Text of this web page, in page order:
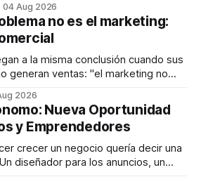
inteligencia artificial y monitoreo
a las personas a tomar mejores
metabólica. Su propuesta busca
04 Aug 2026
no es el marketing:
a la misma conclusión cuando sus
generan ventas: "el marketing no
estar en otro lugar. Durante
SER PRO, el especialista en
que
2026
Nueva Oportunidad
y Emprendedores
crecer un negocio quería decir una
diseñador para los anuncios, un